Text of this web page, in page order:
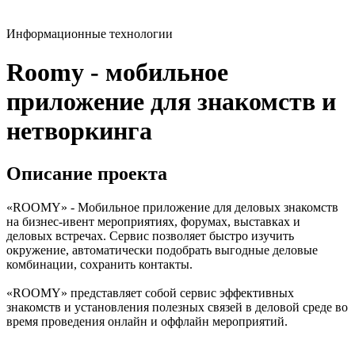
Информационные технологии
Roomy - мобильное
приложение для знакомств и
нетворкинга
Описание проекта
«ROOMY» - Мобильное приложение для деловых знакомств
на бизнес-ивент мероприятиях, форумах, выставках и
деловых встречах. Сервис позволяет быстро изучить
окружение, автоматически подобрать выгодные деловые
комбинации, сохранить контакты.
«ROOMY» представляет собой сервис эффективных
знакомств и установления полезных связей в деловой среде во
время проведения онлайн и оффлайн мероприятий.